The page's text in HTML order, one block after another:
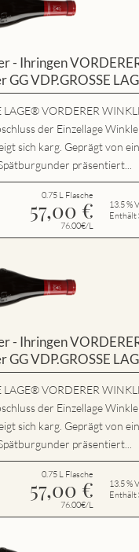
- Ihringen
GG VDP.GROSSE
LAGE® VORDERER
der Einzellage
sich karg. Geprägt von
präsentiert...
0.75 L Flasche
57,00 €
76.00€/L
13.5 %
Enthält
- Ihringen
GG VDP.GROSSE
LAGE® VORDERER
der Einzellage
sich karg. Geprägt von
präsentiert...
0.75 L Flasche
57,00 €
76.00€/L
13.5 %
Enthält